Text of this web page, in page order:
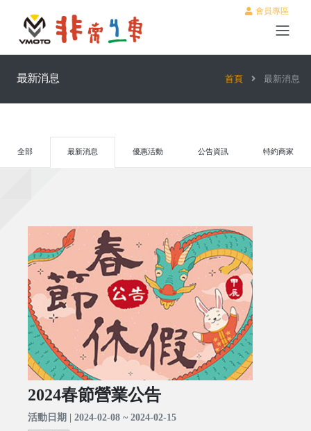
會員專區
最新消息 首頁 最新消息
全部 最新消息 優惠活動 公告資訊 特約商家
2024春節營業公告
活動日期 | 2024-02-08 ~ 2024-02-15